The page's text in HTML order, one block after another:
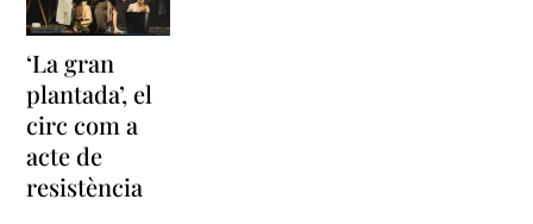
‘La gran
plantada’, el
circ com a
acte de
resistència